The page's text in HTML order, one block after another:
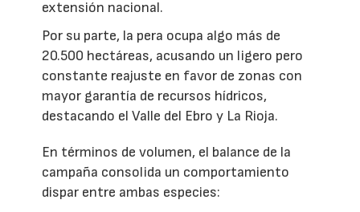
extensión nacional.
Por su parte, la pera ocupa algo más de
20.500 hectáreas, acusando un ligero pero
constante reajuste en favor de zonas con
mayor garantía de recursos hídricos,
destacando el Valle del Ebro y La Rioja.
En términos de volumen, el balance de la
campaña consolida un comportamiento
dispar entre ambas especies: